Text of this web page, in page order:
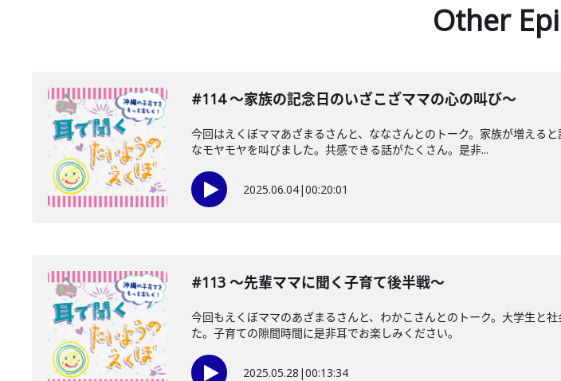
Other
#114 〜家族の記念日のいざこざママの心の叫び〜
今回はえくぼママあざまるさんと、ななさんとのトーク。家族が増える
なモヤモヤを叫びました。共感できる話がたくさん。是非...
2025.06.04|00:20:01
#113 〜先輩ママに聞く子育て後半戦〜
今回もえくぼママのあざまるさんと、わかこさんとのトーク。大学生と
た。子育ての隙間時間に是非耳でお楽しみください。
2025.05.28 |00:13:34